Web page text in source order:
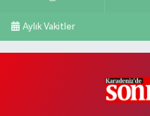
Aylık Vakitler